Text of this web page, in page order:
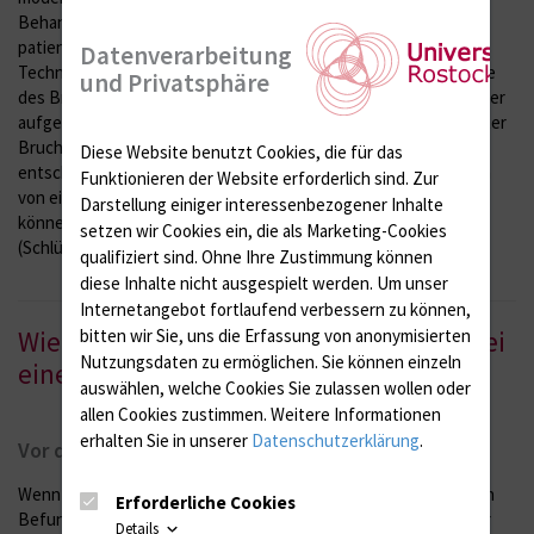
Behandlungsmethoden zur Verfügung, die eine
patientenorientierte, individuelle Therapie ermöglicht. Welche
Technik zum Einsatz kommt, wird je nach Lokalisation und Größe
des Bruches, Vorliegen eines Erstbefundes oder Rezidivs (wieder
aufgetretener Bruch an der gleichen Stelle nach bereits erfolgter
Bruchoperation) sowie Wunsch des Patienten im Einzelfall
entschieden. In unserer Klinik werden alle Hernien-Operationen
von einem spezialisierten Team durchgeführt. Grundsätzlich
können Leisten- und Bauchwandbrüche
minimalinvasiv
(Schlüsselloch-Technik) oder
offen operiert werden.
Wie gestaltet sich der zeitliche Ablauf bei
einer geplanten Operation?
Vor der Operation
Wenn Sie einen nicht eingeklemmten Bruch bemerkt und diesen
Befund von Ihrem Hausarzt bestätigen haben, stellen Sie in der
Datenverarbeitung
und Privatsphäre
Diese Website benutzt Cookies, die für das
Funktionieren der Website erforderlich sind. Zur
Darstellung einiger interessenbezogener Inhalte
setzen wir Cookies ein, die als Marketing-Cookies
qualifiziert sind. Ohne Ihre Zustimmung können
diese Inhalte nicht ausgespielt werden. Um unser
Internetangebot fortlaufend verbessern zu können,
bitten wir Sie, uns die Erfassung von anonymisierten
Nutzungsdaten zu ermöglichen. Sie können einzeln
auswählen, welche Cookies Sie zulassen wollen oder
allen Cookies zustimmen. Weitere Informationen
erhalten Sie in unserer Datenschutzerklärung.
Erforderliche Cookies
Details